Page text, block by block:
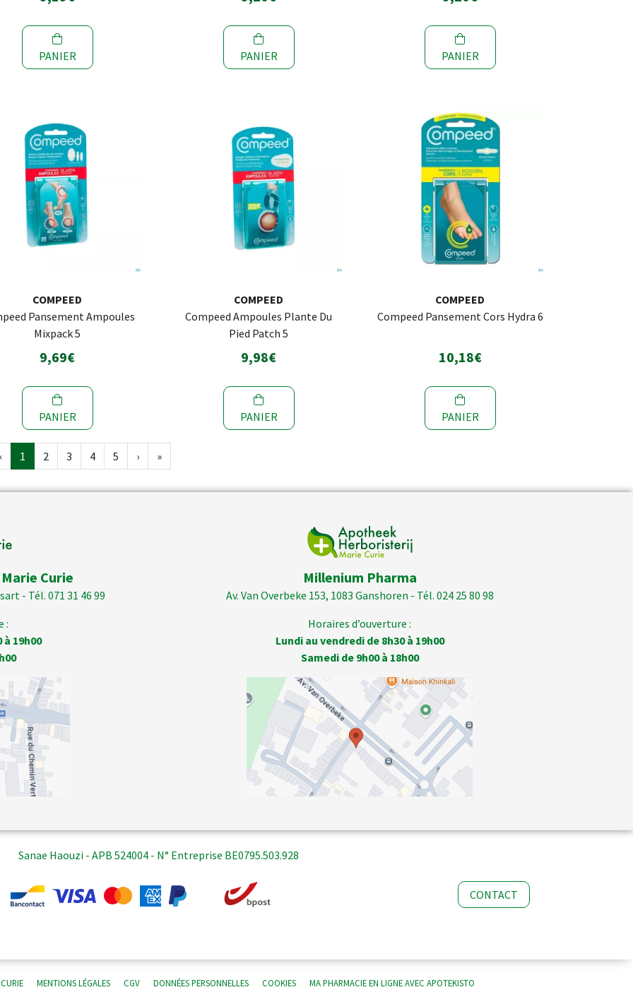
PANIER PANIER PANIER
COMPEED
Pansement Ampoules
Mixpack 5
9,69€
PANIER
COMPEED
Compeed Ampoules Plante Du
Pied Patch 5
9,98€
PANIER
COMPEED
Compeed Pansement Cors Hydra 6
10,18€
PANIER
‹ 1 2 3 4 5 › »
Curie
- Tél. 071 31 46 99
:
19h00
Millenium Pharma
Av. Van Overbeke 153, 1083 Ganshoren - Tél. 024 25 80 98
Horaires d’ouverture :
Lundi au vendredi de 8h30 à 19h00
Samedi de 9h00 à 18h00
Sanae Haouzi - APB 524004 - N° Entreprise BE0795.503.928
CONTACT
MENTIONS LÉGALES CGV DONNÉES PERSONNELLES COOKIES MA PHARMACIE EN LIGNE AVEC APOTEKISTO